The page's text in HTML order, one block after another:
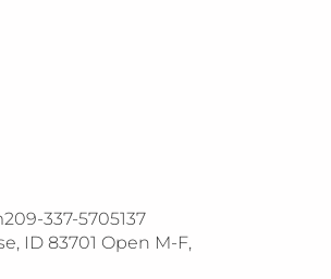
337-5705​​ 137
ID 83701 Open M-F,